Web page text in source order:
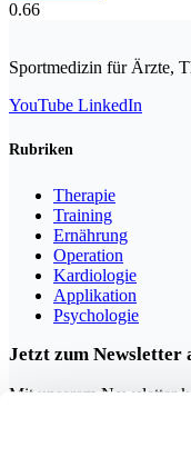
Sportmedizin für Ärzte,
YouTube LinkedIn
Rubriken
Therapie
Training
Ernährung
Operation
Kardiologie
Applikation
Psychologie
Jetzt zum Newsletter
Mit unserem Newsletter